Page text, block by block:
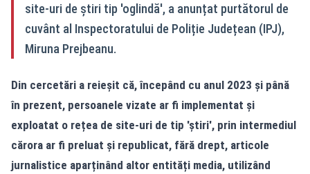
site-uri de știri tip 'oglindă', a anunțat purtătorul de
cuvânt al Inspectoratului de Poliție Județean (IPJ),
Miruna Prejbeanu.
Din cercetări a reieșit că, începând cu anul 2023 și până
în prezent, persoanele vizate ar fi implementat și
exploatat o rețea de site-uri de tip 'știri', prin intermediul
cărora ar fi preluat și republicat, fără drept, articole
jurnalistice aparținând altor entități media, utilizând